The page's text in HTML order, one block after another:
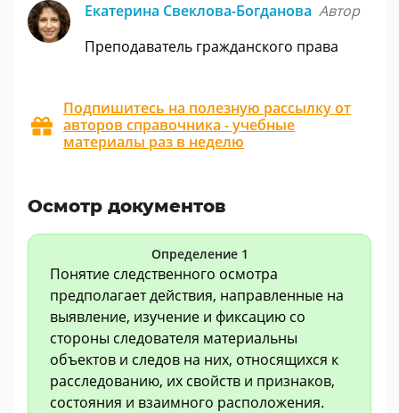
Екатерина Свеклова-Богданова Автор
Преподаватель гражданского права
Подпишитесь на полезную рассылку от
авторов справочника - учебные
материалы раз в неделю
Осмотр документов
Определение 1
Понятие следственного осмотра
предполагает действия, направленные на
выявление, изучение и фиксацию со
стороны следователя материальны
объектов и следов на них, относящихся к
расследованию, их свойств и признаков,
состояния и взаимного расположения.